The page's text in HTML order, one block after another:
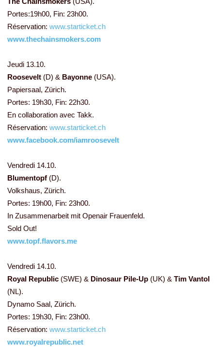
Portes:19h00, Fin: 23h00.
Réservation: www.starticket.ch
www.thechainsmokers.com
Jeudi 13.10.
Roosevelt (D) & Bayonne (USA).
Papiersaal, Zürich.
Portes: 19h30, Fin: 22h30.
En collaboration avec Takk.
Réservation: www.starticket.ch
www.facebook.com/iamroosevelt
Vendredi 14.10.
Blumentopf (D).
Volkshaus, Zürich.
Portes: 19h00, Fin: 23h00.
In Zusammenarbeit mit Openair Frauenfeld.
Sold Out!
www.topf.flavors.me
Vendredi 14.10.
Royal Republic (SWE) & Dinosaur Pile-Up (UK) & Tim Vantol
(NL).
Dynamo Saal, Zürich.
Portes: 19h30, Fin: 23h00.
Réservation: www.starticket.ch
www.royalrepublic.net